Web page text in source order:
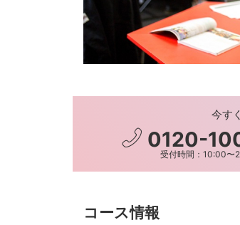
今す
0120-
受付時間：10:00〜
コース情報